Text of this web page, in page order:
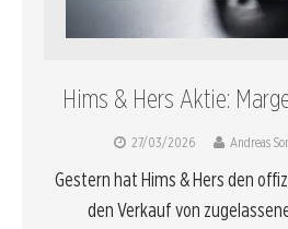
Hims & Hers Aktie:
27/03/2026 Andreas
Gestern hat Hims & Hers den
den Verkauf von